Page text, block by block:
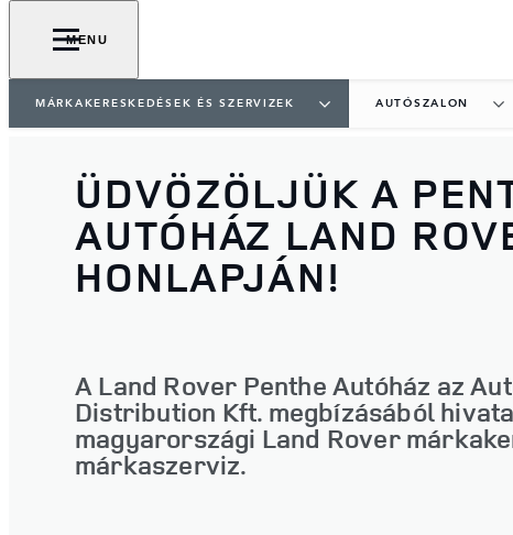
MENU
MÁRKAKERESKEDÉSEK ÉS SZERVIZEK AUTÓSZALON
ÜDVÖZÖLJÜK A
AUTÓHÁZ LAND
HONLAPJÁN!
A Land Rover Penthe Autóház az
Distribution Kft. megbízásából
magyarországi Land Rover
márkaszerviz.